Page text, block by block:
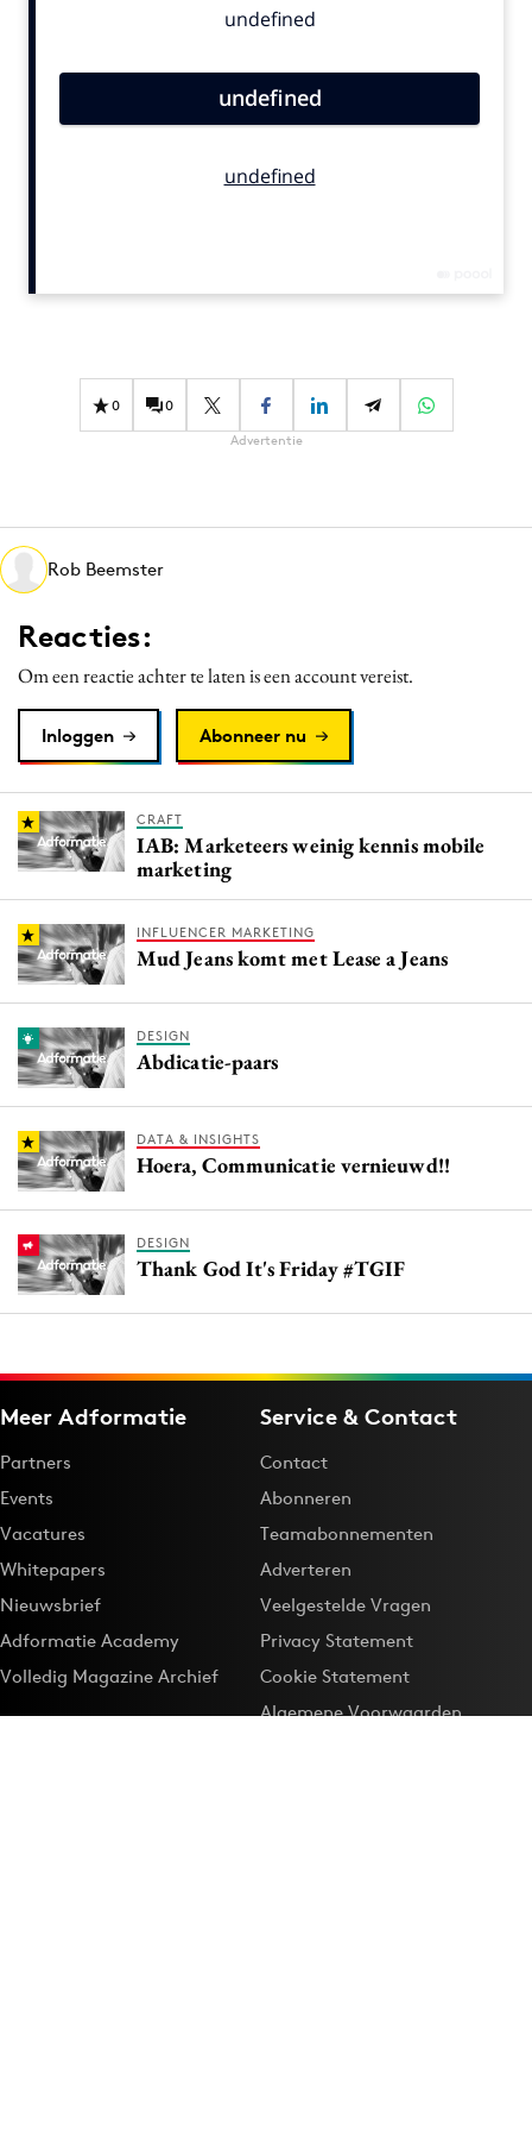
Contentmarketing
Effectiviteit
Gedragsverandering
Martech
Media
Merkstrategie
PR
Programmatic
Reputatie & crisis
0 0
Advertentie
Rob Beemster
Reacties:
Om een reactie achter te laten is een account vereist.
Inloggen Abonneer nu
CRAFT
IAB: Marketeers weinig kennis mobile
marketing
INFLUENCER MARKETING
Mud Jeans komt met Lease a Jeans
DESIGN
Abdicatie-paars
DATA & INSIGHTS
Hoera, Communicatie vernieuwd!!
DESIGN
Thank God It's Friday #TGIF
Meer Adformatie
Partners
Events
Vacatures
Whitepapers
Nieuwsbrief
Adformatie Academy
Volledig Magazine Archief
Service & Contact
Contact
Abonneren
Teamabonnementen
Adverteren
Veelgestelde Vragen
Privacy Statement
Cookie Statement
Algemene Voorwaarden